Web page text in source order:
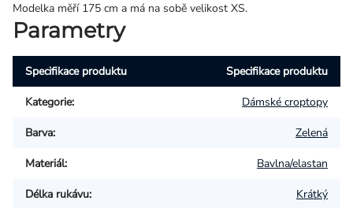
Modelka měří 175 cm a má na sobě velikost XS.
Parametry
Specifikace produktu Specifikace produktu
Kategorie: Dámské croptopy
Barva: Zelená
Materiál: Bavlna/elastan
Délka rukávu: Krátký